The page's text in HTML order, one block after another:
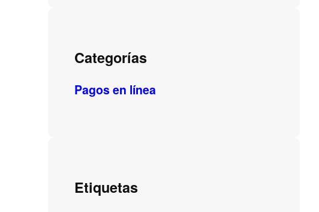
Categorías
Pagos en línea
Etiquetas